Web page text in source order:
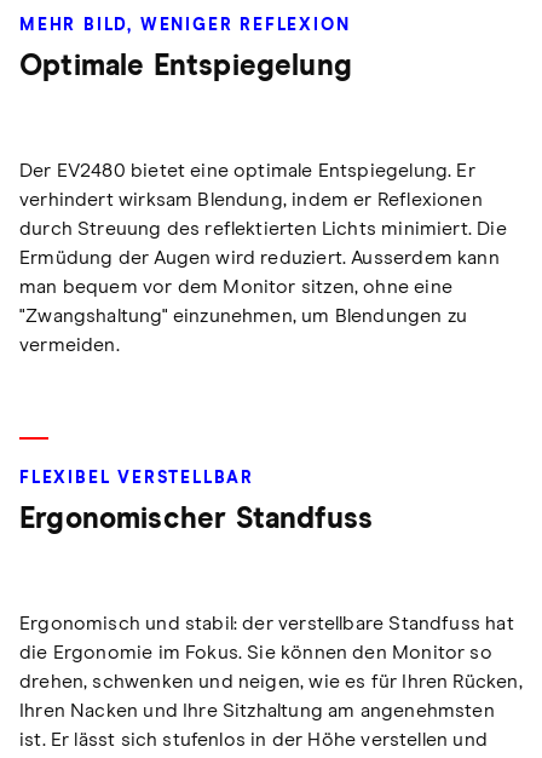
MEHR BILD, WENIGER REFLEXION
Optimale Entspiegelung
Der EV2480 bietet eine optimale Entspiegelung. Er
verhindert wirksam Blendung, indem er Reflexionen
durch Streuung des reflektierten Lichts minimiert. Die
Ermüdung der Augen wird reduziert. Ausserdem kann
man bequem vor dem Monitor sitzen, ohne eine
"Zwangshaltung" einzunehmen, um Blendungen zu
vermeiden.
FLEXIBEL VERSTELLBAR
Ergonomischer Standfuss
Ergonomisch und stabil: der verstellbare Standfuss hat
die Ergonomie im Fokus. Sie können den Monitor so
drehen, schwenken und neigen, wie es für Ihren Rücken,
Ihren Nacken und Ihre Sitzhaltung am angenehmsten
ist. Er lässt sich stufenlos in der Höhe verstellen und